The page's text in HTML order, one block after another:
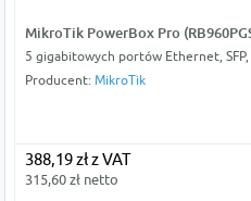
MikroTik PowerBox Pro
5 gigabitowych portów Ethernet,
Producent: MikroTik
388,19 zł z VAT
315,60 zł netto